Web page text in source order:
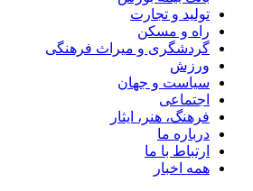
تولید و تجارت
راه و مسکن
گردشگری و میراث فرهنگی
ورزش
سیاست و جهان
اجتماعی
فرهنگ، هنر، ایثار
درباره ما
ارتباط با ما
همه اخبار